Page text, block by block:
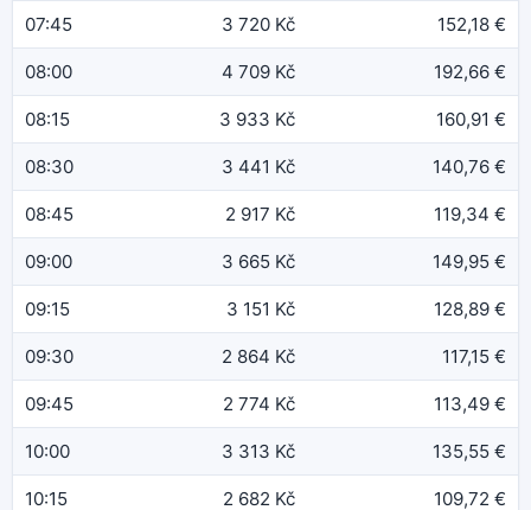
07:45 3 720 Kč 152,18 €
08:00 4 709 Kč 192,66 €
08:15 3 933 Kč 160,91 €
08:30 3 441 Kč 140,76 €
08:45 2 917 Kč 119,34 €
09:00 3 665 Kč 149,95 €
09:15 3 151 Kč 128,89 €
09:30 2 864 Kč 117,15 €
09:45 2 774 Kč 113,49 €
10:00 3 313 Kč 135,55 €
10:15 2 682 Kč 109,72 €